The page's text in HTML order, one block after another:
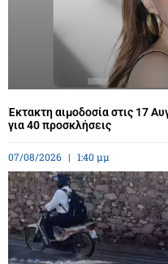
Έκτακτη αιμοδοσία στις 17
για 40 προσκλήσεις
07/08/2026 1:40 μμ